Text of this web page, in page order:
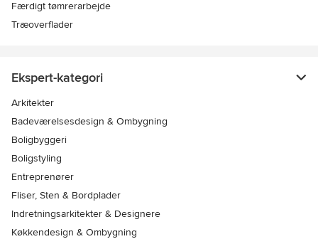
Færdigt tømrerarbejde
Træoverflader
Ekspert-kategori
Arkitekter
Badeværelsesdesign & Ombygning
Boligbyggeri
Boligstyling
Entreprenører
Fliser, Sten & Bordplader
Indretningsarkitekter & Designere
Køkkendesign & Ombygning